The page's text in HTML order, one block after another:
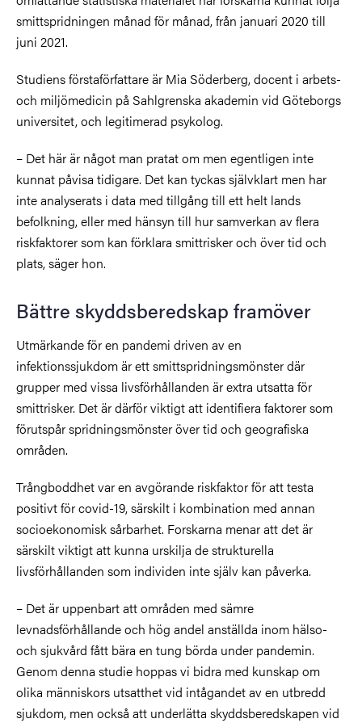
smittspridningen månad för månad, från januari 2020 till
juni 2021.
Studiens förstaförfattare är Mia Söderberg, docent i arbets-
och miljömedicin på Sahlgrenska akademin vid Göteborgs
universitet, och legitimerad psykolog.
– Det här är något man pratat om men egentligen inte
kunnat påvisa tidigare. Det kan tyckas självklart men har
inte analyserats i data med tillgång till ett helt lands
befolkning, eller med hänsyn till hur samverkan av flera
riskfaktorer som kan förklara smittrisker och över tid och
plats, säger hon.
Bättre skyddsberedskap framöver
Utmärkande för en pandemi driven av en
infektionssjukdom är ett smittspridningsmönster där
grupper med vissa livsförhållanden är extra utsatta för
smittrisker. Det är därför viktigt att identifiera faktorer som
förutspår spridningsmönster över tid och geografiska
områden.
Trångboddhet var en avgörande riskfaktor för att testa
positivt för covid-19, särskilt i kombination med annan
socioekonomisk sårbarhet. Forskarna menar att det är
särskilt viktigt att kunna urskilja de strukturella
livsförhållanden som individen inte själv kan påverka.
– Det är uppenbart att områden med sämre
levnadsförhållande och hög andel anställda inom hälso-
och sjukvård fått bära en tung börda under pandemin.
Genom denna studie hoppas vi bidra med kunskap om
olika människors utsatthet vid intågandet av en utbredd
sjukdom, men också att underlätta skyddsberedskapen vid